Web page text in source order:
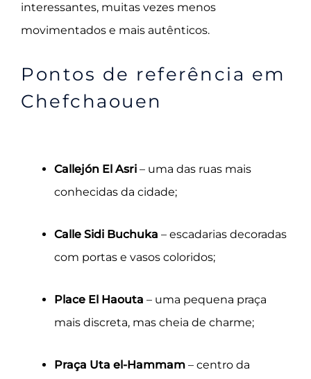
interessantes, muitas vezes menos
movimentados e mais autênticos.
Pontos de referência em
Chefchaouen
Callejón El Asri – uma das ruas mais
conhecidas da cidade;
Calle Sidi Buchuka – escadarias decoradas
com portas e vasos coloridos;
Place El Haouta – uma pequena praça
mais discreta, mas cheia de charme;
Praça Uta el-Hammam – centro da